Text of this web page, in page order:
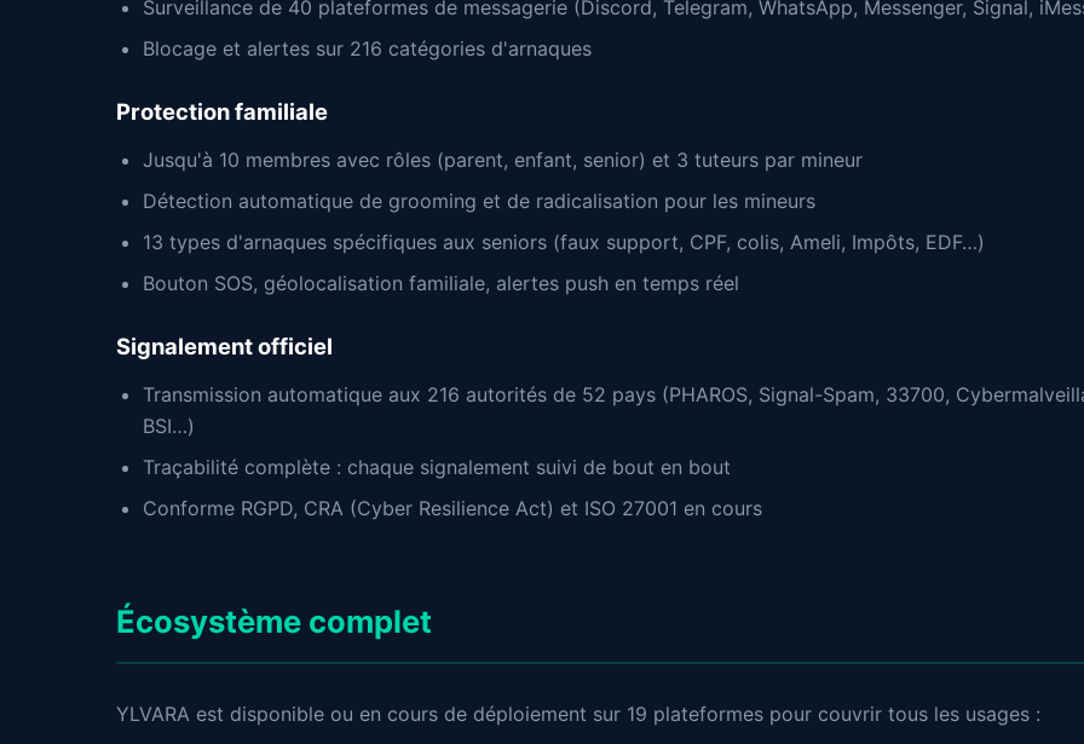
Surveillance de 40 plateformes de messagerie (Discord, Telegram, WhatsApp, Messenger, Signal,
Blocage et alertes sur 216 catégories d'arnaques
Protection familiale
Jusqu'à 10 membres avec rôles (parent, enfant, senior) et 3 tuteurs par mineur
Détection automatique de grooming et de radicalisation pour les mineurs
13 types d'arnaques spécifiques aux seniors (faux support, CPF, colis, Ameli, Impôts, EDF…)
Bouton SOS, géolocalisation familiale, alertes push en temps réel
Signalement officiel
Transmission automatique aux 216 autorités de 52 pays (PHAROS, Signal-Spam, 33700,
BSI…)
Traçabilité complète : chaque signalement suivi de bout en bout
Conforme RGPD, CRA (Cyber Resilience Act) et ISO 27001 en cours
Écosystème complet
YLVARA est disponible ou en cours de déploiement sur 19 plateformes pour couvrir tous les usages :